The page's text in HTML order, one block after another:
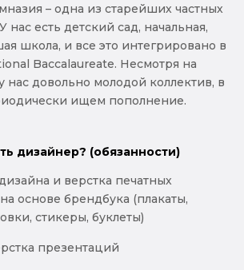
– одна из старейших частных
есть детский сад, начальная,
школа, и все это интегрировано в
Baccalaureate. Несмотря на
нас довольно молодой коллектив, в
ищем пополнение.
дизайнер? (обязанности)
и верстка печатных
основе брендбука (плакаты,
стикеры, буклеты)
презентаций